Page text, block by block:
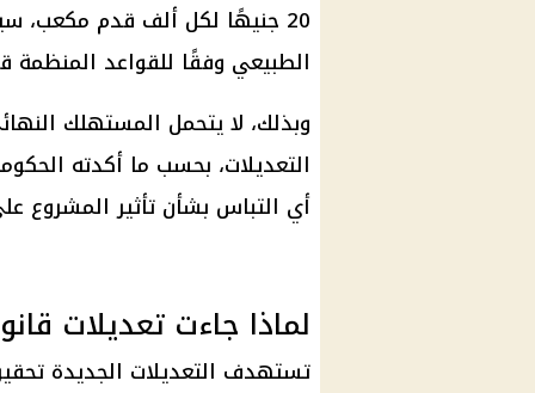
20 جنيهًا لكل ألف قدم مكعب،
الطبيعي وفقًا للقواعد المنظمة
وبذلك، لا يتحمل المستهلك
التعديلات، بحسب ما أكدته
أي التباس بشأن تأثير المشروع
لماذا جاءت تعديلات
تستهدف التعديلات الجديدة